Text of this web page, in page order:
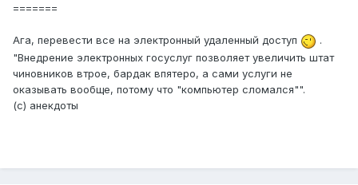
=======
Ага, перевести все на электронный удаленный доступ
.
"Внедрение электронных госуслуг позволяет увеличить штат
чиновников втрое, бардак впятеро, а сами услуги не
оказывать вообще, потому что "компьютер сломался"".
(с) анекдоты